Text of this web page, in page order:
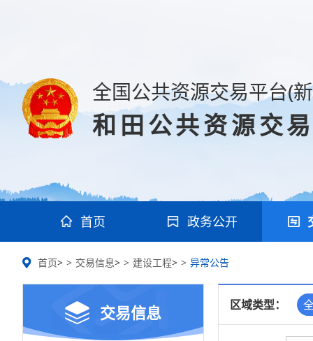
全国公共资源交易平台(
和田公共资源交
首页 政务公开
首页> 交易信息> 建设工程> 异常公告
交易信息 区域类型：